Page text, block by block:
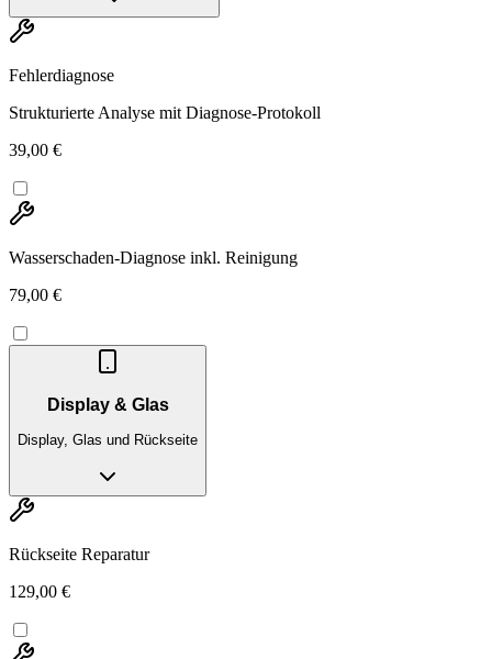
Fehlerdiagnose
Strukturierte Analyse mit Diagnose-Protokoll
39,00 €
Wasserschaden-Diagnose inkl. Reinigung
79,00 €
Display & Glas
Display, Glas und Rückseite
Rückseite Reparatur
129,00 €